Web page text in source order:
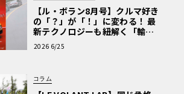
【ル・ボラン8月号】クルマ好き
の「？」が「！」に変わる！ 最
新テクノロジーも紐解く「輸入
車Q&A」
2026 6/25
コラム